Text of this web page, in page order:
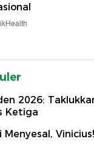
2026:
Ketiga
Vinicius!